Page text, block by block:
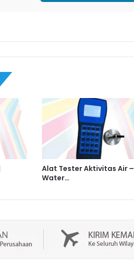
Alat Tester Aktivitas Air –
Water…